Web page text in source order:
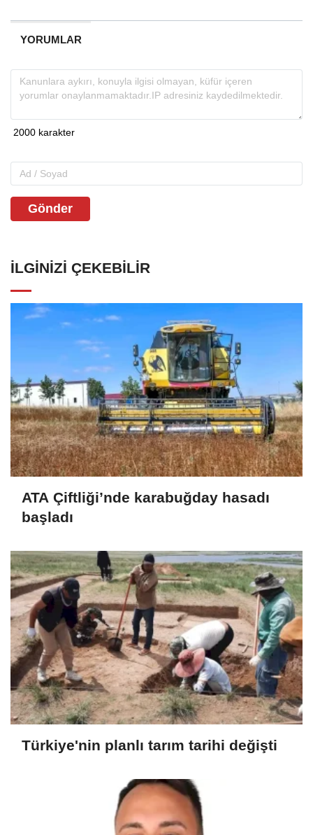
YORUMLAR
Gönder
İLGINIZI ÇEKEBILIR
ATA Çiftliği’nde karabuğday hasadı
başladı
Türkiye'nin planlı tarım tarihi değişti